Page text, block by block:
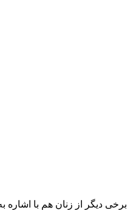
برخی دیگر از زنان هم با اشاره